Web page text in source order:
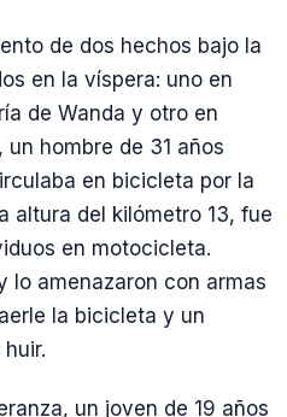
de dos hechos bajo la
en la víspera: uno en
de Wanda y otro en
un hombre de 31 años
en bicicleta por la
altura del kilómetro 13, fue
en motocicleta.
lo amenazaron con armas
la bicicleta y un
un joven de 19 años